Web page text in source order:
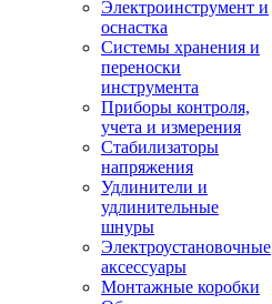
Электроинструмент и
оснастка
Системы хранения и
переноски
инструмента
Приборы контроля,
учета и измерения
Стабилизаторы
напряжения
Удлинители и
удлинительные
шнуры
Электроустановочные
аксессуары
Монтажные коробки